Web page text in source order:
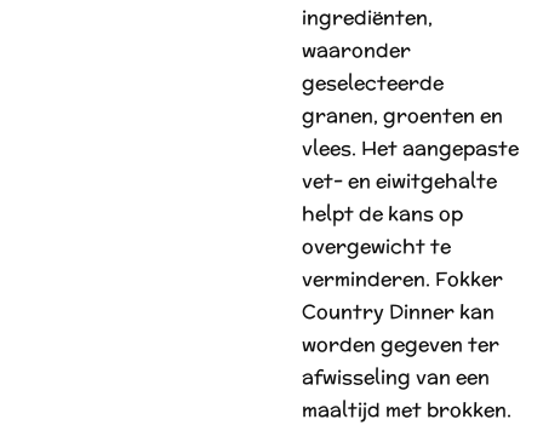
ingrediënten,
waaronder
geselecteerde
granen, groenten en
vlees. Het aangepaste
vet- en eiwitgehalte
helpt de kans op
overgewicht te
verminderen. Fokker
Country Dinner kan
worden gegeven ter
afwisseling van een
maaltijd met brokken.